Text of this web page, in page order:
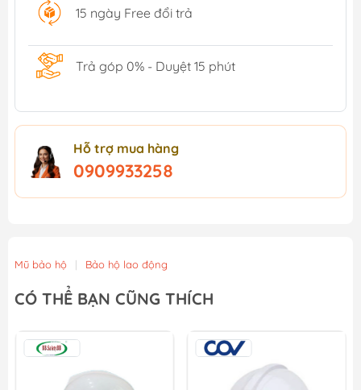
15 ngày Free đổi trả
Trả góp 0% - Duyệt 15 phút
Hỗ trợ mua hàng
0909933258
Mũ bảo hộ | Bảo hộ lao động
CÓ THỂ BẠN CŨNG THÍCH